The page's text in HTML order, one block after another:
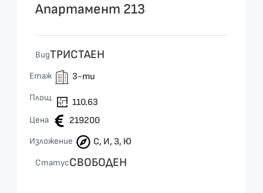
Апартамент 213
ВидТРИСТАЕН
Етаж
3-ти
Площ
110.63
Цена
219200
Изложение
С, И, З, Ю
СтатусСВОБОДЕН